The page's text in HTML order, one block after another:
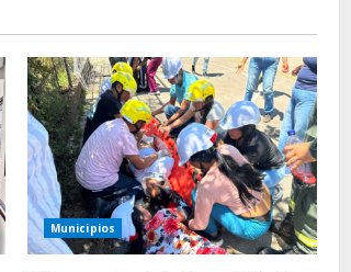
Municipios